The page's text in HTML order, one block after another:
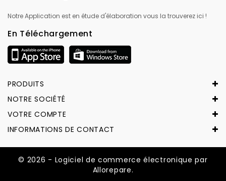
Notre Application est en étude d'élaboration vous la trouverez ici !
En Téléchargement
PRODUITS
NOTRE SOCIÉTÉ
VOTRE COMPTE
INFORMATIONS DE CONTACT
© 2026 - Logiciel de commerce électronique par
Allorepare.